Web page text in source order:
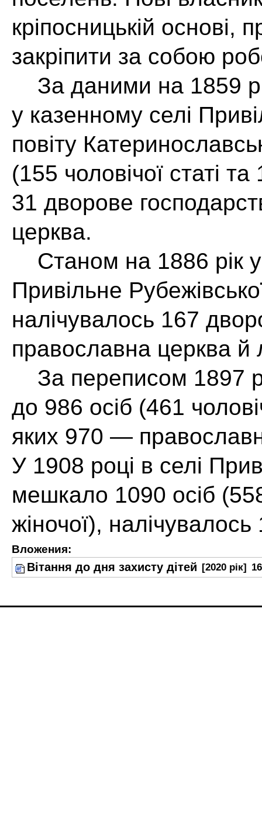
кріпосницькій основі,
закріпити за собою
За даними на 1859
у казенному селі
повіту
(155 чоловічої статі
31 дворове
церква.
Станом на 1886 рік
Привільне
налічувалось 167
православна церква й
За переписом 1897
до 986 осіб (461
яких 970 —
У 1908 році в селі
мешкало 1090 осіб
жіночої),
Вложения:
Вітання до дня захисту дітей [2020 рік]